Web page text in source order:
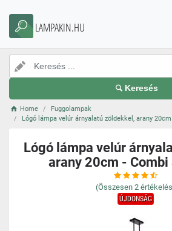
LAMPAKIN.HU
Keresés
Home
Fuggolampak
Lógó lámpa velúr árnyalatú zöldekkel, arany
Lógó lámpa velúr
arany 20cm - Combi
(Összesen 2
ÚJDONSÁG